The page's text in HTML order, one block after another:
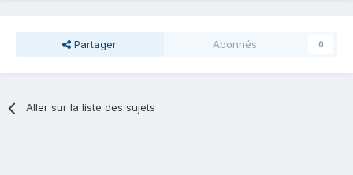
Partager Abonnés 0
Aller sur la liste des sujets